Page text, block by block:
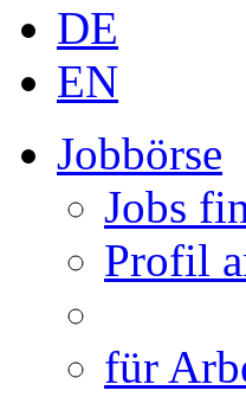
DE
EN
Jobbörse
Jobs
Profil
für